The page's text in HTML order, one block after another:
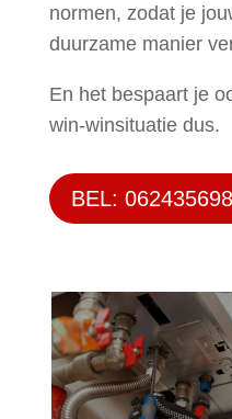
normen, zodat je
duurzame manier
En het bespaart je
win-winsituatie dus.
BEL: